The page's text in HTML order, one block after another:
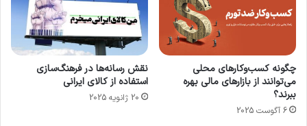
مزایای ساخت و ساز پایدار
ساخت و ساز پایدار نه‌تنها به حفظ محیط زیست
کمک می‌کند، بلکه مزایای اقتصادی و اجتماعی
زیادی نیز به همراه دارد
چگونه کسب‌وکارهای محلی
می‌توانند از بازارهای مالی بهره
ببرند؟
6 آگوست 2025
نقش رسانه‌ها در فرهنگ‌سازی
استفاده از کالای ایرانی
20 ژانویه 2025